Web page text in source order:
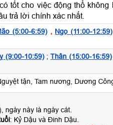
tốt cho việc động thổ không
trả lời chính xác nhất.
(5:00-6:59), Ngọ (11:00-12:59)
(9:00-10:59);Thân (15:00-16:59)
tận, Tam nương, Dương
ngày này là ngày cát.
: Kỷ Dậu và Đinh Dậu.